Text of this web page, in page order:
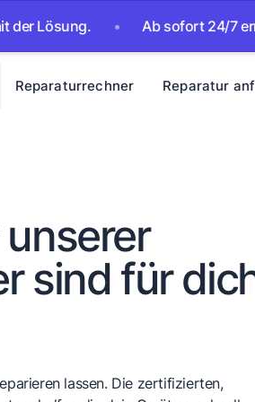
• Ab sofort 24/7 erreichbar.
Reparaturrechner Reparatur
sind für
lassen. Die zertifizierten,